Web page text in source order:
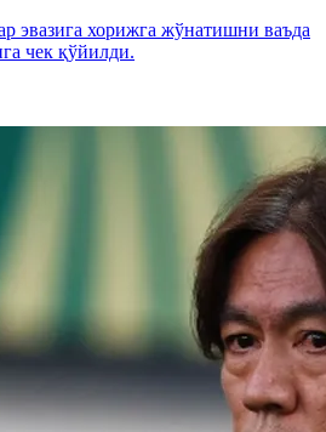
эвазига хорижга жўнатишни ваъда
чек қўйилди.